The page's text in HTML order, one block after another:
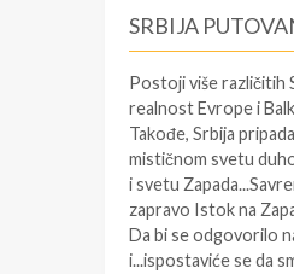
SRBIJA
Postoji više različitih
realnost Evrope i
Takođe, Srbija
mističnom svetu
i svetu
zapravo Istok na
Da bi se odgovorilo
i...ispostaviće se da